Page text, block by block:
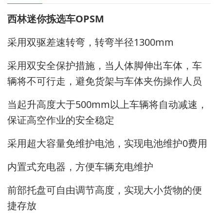
西林迷你拣选车OPSM
采用双驱差速转弯，转弯半径1300mm
采用双安全保护措施，当人体脚伸出车体，车
辆将不可行走，避免货架与车体夹伤操作人员
当起升高度大于500mm以上车辆将自动减速，
保证高空作业的安全稳定
采用超大容量免维护电池，实现电池维护0费用
内置式充电器，方便车辆充电维护
前部托盘可自由调节高度，实现大小货物的便
捷存放